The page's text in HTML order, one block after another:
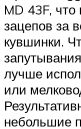
MD 43F,
зацепов за
кувшинки.
лучше
или
небольшие